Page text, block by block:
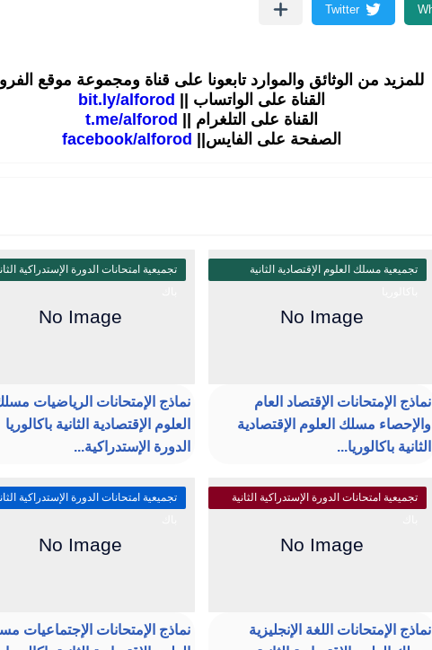
للمزيد من الوثائق والموارد تابعونا على قناة ومجموعة موقع
القناة على الواتساب || bit.ly/alforod
القناة على التلغرام || t.me/alforod
الصفحة على الفايس|| facebook/alforod
تجميعية مسلك العلوم الإقتصادية الثانية
نماذج الإمتحانات الإقتصاد العام
والإحصاء مسلك العلوم الإقتصادية
الثانية باكالوريا...
تجميعية امتحانات الدورة الإستدراكية
نماذج الإمتحانات الرياضيات
العلوم الإقتصادية الثانية باكالوريا
الدورة الإستدراكية...
تجميعية امتحانات الدورة الإستدراكية الثانية
نماذج الإمتحانات اللغة الإنجليزية
تجميعية امتحانات الدورة الإستدراكية
نماذج الإمتحانات الإجتماعيات